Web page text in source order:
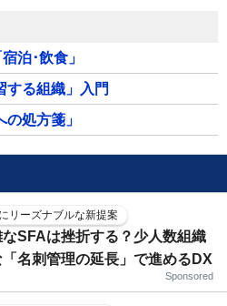
泊･飲食」
する組織」入門
処方箋」
リーズナブルな新提案
SFAは挫折する？少人数組織
名刺管理の延長」で進めるDX
Sponsored